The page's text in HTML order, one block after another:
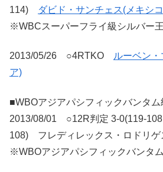
114)
ダビド・サンチェス(メキシ
※WBCスーパーフライ級シルバー
2013/05/26 ○4RTKO
ルーベン
ア)
■WBOアジアパシフィックバンタ
2013/08/01 ○12R判定 3-0(119-
108) フレディレックス・ロドリゲ
※WBOアジアパシフィックバンタ